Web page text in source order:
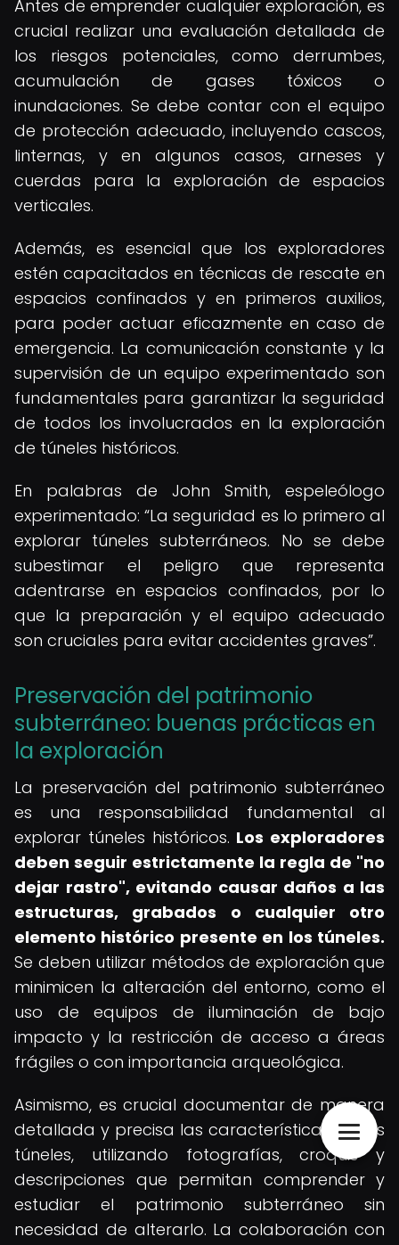
Antes de emprender cualquier exploración, es
crucial realizar una evaluación detallada de
los riesgos potenciales, como derrumbes,
acumulación de gases tóxicos o
inundaciones. Se debe contar con el equipo
de protección adecuado, incluyendo cascos,
linternas, y en algunos casos, arneses y
cuerdas para la exploración de espacios
verticales.
Además, es esencial que los exploradores
estén capacitados en técnicas de rescate en
espacios confinados y en primeros auxilios,
para poder actuar eficazmente en caso de
emergencia. La comunicación constante y la
supervisión de un equipo experimentado son
fundamentales para garantizar la seguridad
de todos los involucrados en la exploración
de túneles históricos.
En palabras de John Smith, espeleólogo
experimentado: La seguridad es lo primero al
explorar túneles subterráneos. No se debe
subestimar el peligro que representa
adentrarse en espacios confinados, por lo
que la preparación y el equipo adecuado
son cruciales para evitar accidentes graves .
Preservación del patrimonio
subterráneo: buenas prácticas en
la exploración
La preservación del patrimonio subterráneo
es una responsabilidad fundamental al
explorar túneles históricos. Los exploradores
deben seguir estrictamente la regla de "no
dejar rastro", evitando causar daños a las
estructuras, grabados o cualquier otro
elemento histórico presente en los túneles.
Se deben utilizar métodos de exploración que
minimicen la alteración del entorno, como el
uso de equipos de iluminación de bajo
impacto y la restricción de acceso a áreas
frágiles o con importancia arqueológica.
Asimismo, es crucial documentar de manera
detallada y precisa las características de los
túneles, utilizando fotografías, croquis y
descripciones que permitan comprender y
estudiar el patrimonio subterráneo sin
necesidad de alterarlo. La colaboración con